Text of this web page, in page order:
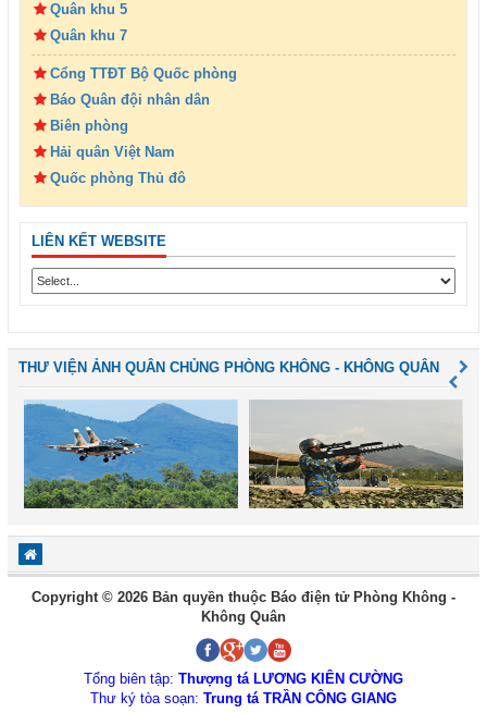
Quân khu 5
Quân khu 7
Cổng TTĐT Bộ Quốc phòng
Báo Quân đội nhân dân
Biên phòng
Hải quân Việt Nam
Quốc phòng Thủ đô
LIÊN KẾT WEBSITE
THƯ VIỆN ẢNH QUÂN CHỦNG PHÒNG KHÔNG - KHÔNG QUÂN
Copyright © 2026 Bản quyền thuộc Báo điện tử Phòng Không -
Không Quân
Tổng biên tập: Thượng tá LƯƠNG KIÊN CƯỜNG
Thư ký tòa soạn: Trung tá TRẦN CÔNG GIANG